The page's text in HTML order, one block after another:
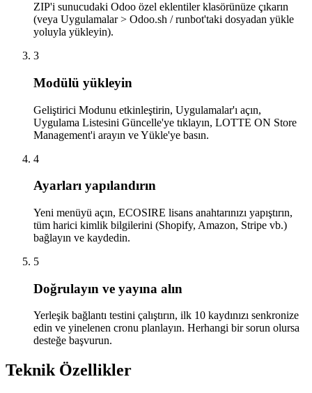
ZIP'i sunucudaki Odoo özel eklentiler klasörünüze çıkarın
(veya Uygulamalar > Odoo.sh / runbot'taki dosyadan yükle
yoluyla yükleyin).
3
Modülü yükleyin
Geliştirici Modunu etkinleştirin, Uygulamalar'ı açın,
Uygulama Listesini Güncelle'ye tıklayın, LOTTE ON Store
Management'i arayın ve Yükle'ye basın.
4
Ayarları yapılandırın
Yeni menüyü açın, ECOSIRE lisans anahtarınızı yapıştırın,
tüm harici kimlik bilgilerini (Shopify, Amazon, Stripe vb.)
bağlayın ve kaydedin.
5
Doğrulayın ve yayına alın
Yerleşik bağlantı testini çalıştırın, ilk 10 kaydınızı senkronize
edin ve yinelenen cronu planlayın. Herhangi bir sorun olursa
desteğe başvurun.
Teknik Özellikler